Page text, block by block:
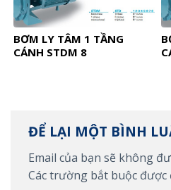
BƠM LY TÂM 1 TẦNG
CÁNH STDM 8
ĐỂ LẠI MỘT BÌNH
Email của bạn sẽ không
Các trường bắt buộc được